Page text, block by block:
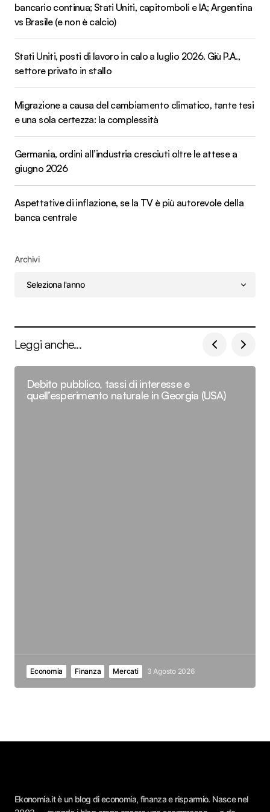
bancario continua; Stati Uniti, capitomboli e IA; Argentina
vs Brasile (e non è calcio)
Stati Uniti, posti di lavoro in calo a luglio 2026. Giù P.A.,
settore privato in stallo
Migrazione a causa del cambiamento climatico, tante tesi
e una sola certezza: la complessità
Germania, ordini all’industria cresciuti oltre le attese a
giugno 2026
Aspettative di inflazione, se la TV è più autorevole della
banca centrale
Archivi
Leggi anche...
Debito pubblico, tassi di interesse e
quell’esperimento naturale in Georgia (USA)
Economia Finanza Mercati 3 Agosto 2026
Ekonomia.it è un blog di economia, finanza e risparmio. Nasce nel